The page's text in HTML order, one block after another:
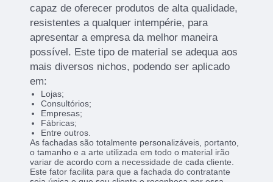
capaz de oferecer produtos de alta qualidade,
resistentes a qualquer intempérie, para
apresentar a empresa da melhor maneira
possível. Este tipo de material se adequa aos
mais diversos nichos, podendo ser aplicado
em:
Lojas;
Consultórios;
Empresas;
Fábricas;
Entre outros.
As fachadas são totalmente personalizáveis, portanto,
o tamanho e a arte utilizada em todo o material irão
variar de acordo com a necessidade de cada cliente.
Este fator facilita para que a fachada do contratante